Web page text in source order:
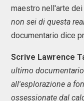
maestro nell'arte
non sei di questa
documentario dice
Scrive Lawrence
ultimo
all'esplorazione a
ossessionate dal